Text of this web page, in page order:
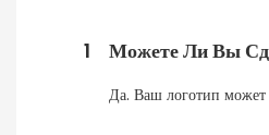
1 Можете Ли Вы
Да. Ваш логотип может